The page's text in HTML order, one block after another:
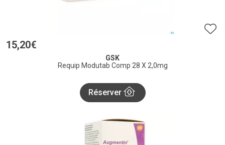
15,20€
GSK
Requip Modutab Comp 28 X 2,0mg
Réserver